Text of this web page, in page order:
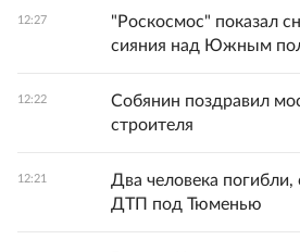
12:27
"Роскосмос" показал
сияния над Южным
12:22
Собянин поздравил
строителя
12:21
Два человека
ДТП под Тюменью